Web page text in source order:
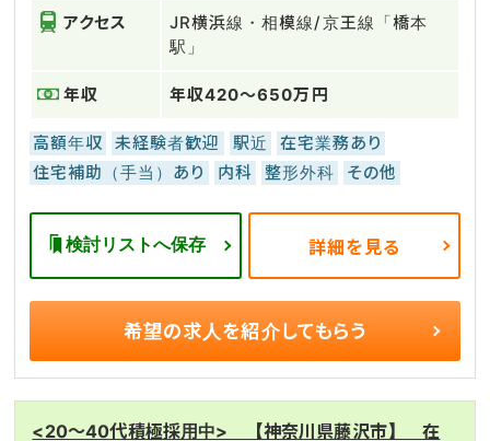
アクセス
JR横浜線・相模線/京王線「橋本
駅」
年収 年収420～650万円
高額年収 未経験者歓迎 駅近
在宅業務あり
住宅補助（手当）あり
内科 整形外科 その他
検討リストへ保存 詳細を見る
希望の求人を紹介してもらう
<20～40代積極採用中> 【神奈川県藤沢市】 在